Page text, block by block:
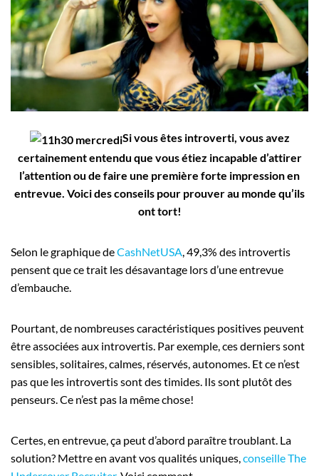
Employeurs
Publiez une offre d'emploi
Si vous êtes introverti, vous avez
certainement entendu que vous étiez incapable d’attirer
l’attention ou de faire une première forte impression en
entrevue. Voici des conseils pour prouver au monde qu’ils
ont tort!
Selon le graphique deCashNetUSA , 49,3% des introvertis
pensent que ce trait les désavantage lors d’une entrevue
d’embauche.
Pourtant, de nombreuses caractéristiques positives peuvent
être associées aux introvertis. Par exemple, ces derniers sont
sensibles, solitaires, calmes, réservés, autonomes. Et ce n’est
pas que les introvertis sont des timides. Ils sont plutôt des
penseurs. Ce n’est pas la même chose!
Certes, en entrevue, ça peut d’abord paraître troublant. La
solution? Mettre en avant vos qualités uniques, conseille The